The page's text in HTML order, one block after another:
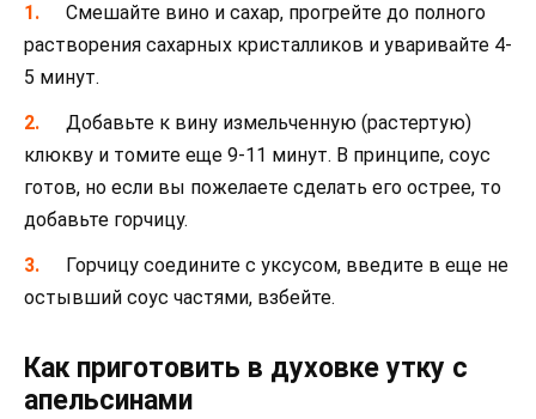
Смешайте вино и сахар, прогрейте до полного
растворения сахарных кристалликов и уваривайте 4-
5 минут.
Добавьте к вину измельченную (растертую)
клюкву и томите еще 9-11 минут. В принципе, соус
готов, но если вы пожелаете сделать его острее, то
добавьте горчицу.
Горчицу соедините с уксусом, введите в еще не
остывший соус частями, взбейте.
Как приготовить в духовке утку с
апельсинами